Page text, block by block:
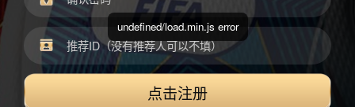
点击注册
undefined/load.min.js error